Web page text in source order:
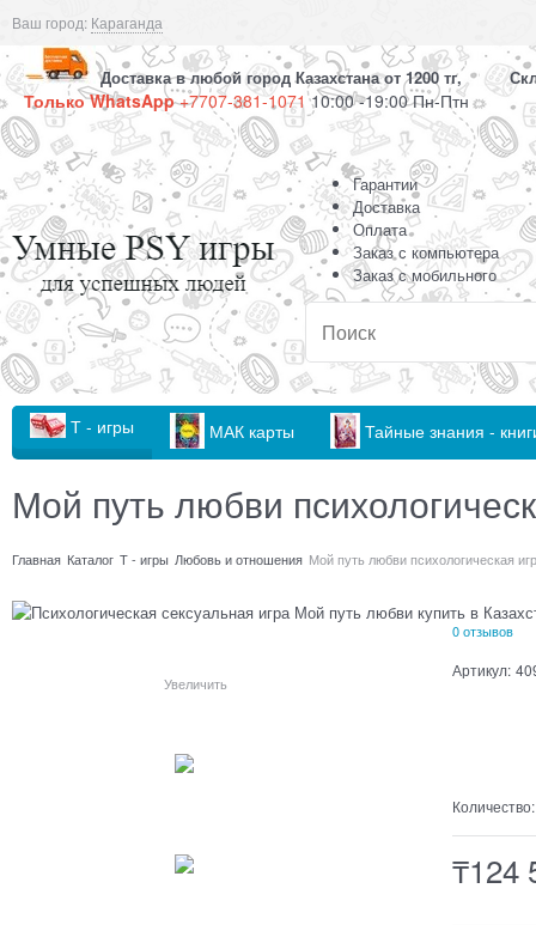
Ваш город: Караганда
Доставка в любой город Казахстана от 1200 тг,
Только WhatsApp+7707-381-107110:00 -19:00 Пн-Птн
Гарантии
Доставка
Оплата
Заказ с компьютера
Заказ с мобильного
Т - игры МАК карты Тайные знания -
Мой путь любви
Главная Каталог Т - игры Любовь и отношения Мой путь любви психологическая
Увеличить
0 отзывов
Артикул:
Количество:
₸124